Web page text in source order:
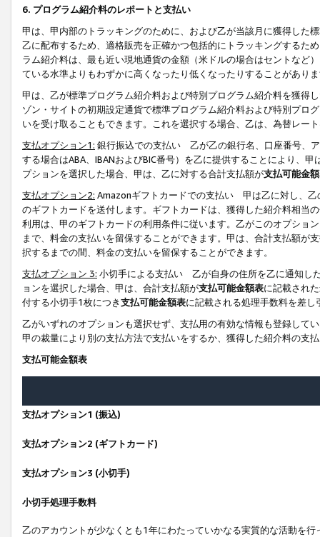
6. プログラム紹介料のレポートと支払い
甲は、甲内部のトラッキングのために、および乙が当該月に獲得した
乙に配布するため、適格販売を正確かつ包括的にトラッキングするた
ラム紹介料は、最も近い現地通貨の金額（米ドルの場合はセントなど
ている水準よりもわずかに高くなったり低くなったりすることがあり
甲は、乙が標準プログラム紹介料および特別プログラム紹介料を獲得
ゾン・サイトの初期設定通貨で標準プログラム紹介料および特別プロ
いを受け取ることもできます。これを選択する場合、乙は、為替レー
支払オプション1: 銀行振込での支払い 乙が乙の銀行名、口座番号、
する場合はABA、IBANおよびBIC番号）を乙に提供することにより、
プションを選択した場合、甲は、乙に対する合計支払額が支払可能金
支払オプション2: Amazonギフトカードでの支払い 甲は乙に対し、乙
のギフトカードを送付します。ギフトカードは、獲得した紹介料相当
利用は、甲のギフトカードの利用条件に従います。乙がこのオプショ
まで、料金の支払いを留保することができます。甲は、合計支払額が
択するまでの間、料金の支払いを留保することができます。
支払オプション 3: 小切手による支払い 乙が自身の住所を乙に通知し
ョンを選択した場合、甲は、合計支払額が支払可能金額表に記載され
付する小切手1枚につき支払可能金額表に記載される処理手数料を差し
乙がいずれのオプションも選択せず、支払用の有効な情報も登録して
甲の裁量により別の支払方法で支払いをするか、獲得した紹介料の支
支払可能金額表
支払オプション1 (振込)
支払オプション2 (ギフトカード)
支払オプション3 (小切手)
小切手処理手数料
乙のアカウントが少なくとも1年にわたっていかなる実質的な活動を